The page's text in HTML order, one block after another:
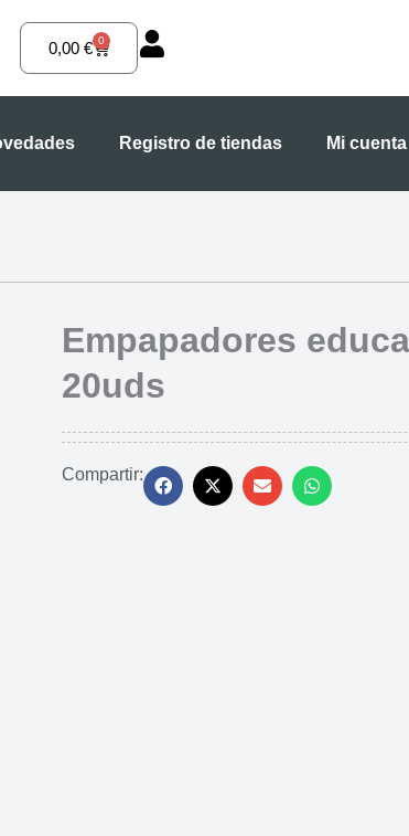
0,00 € 0
Carrito
Registro de tiendas Mi cuenta
Empapadores
20uds
Compartir: